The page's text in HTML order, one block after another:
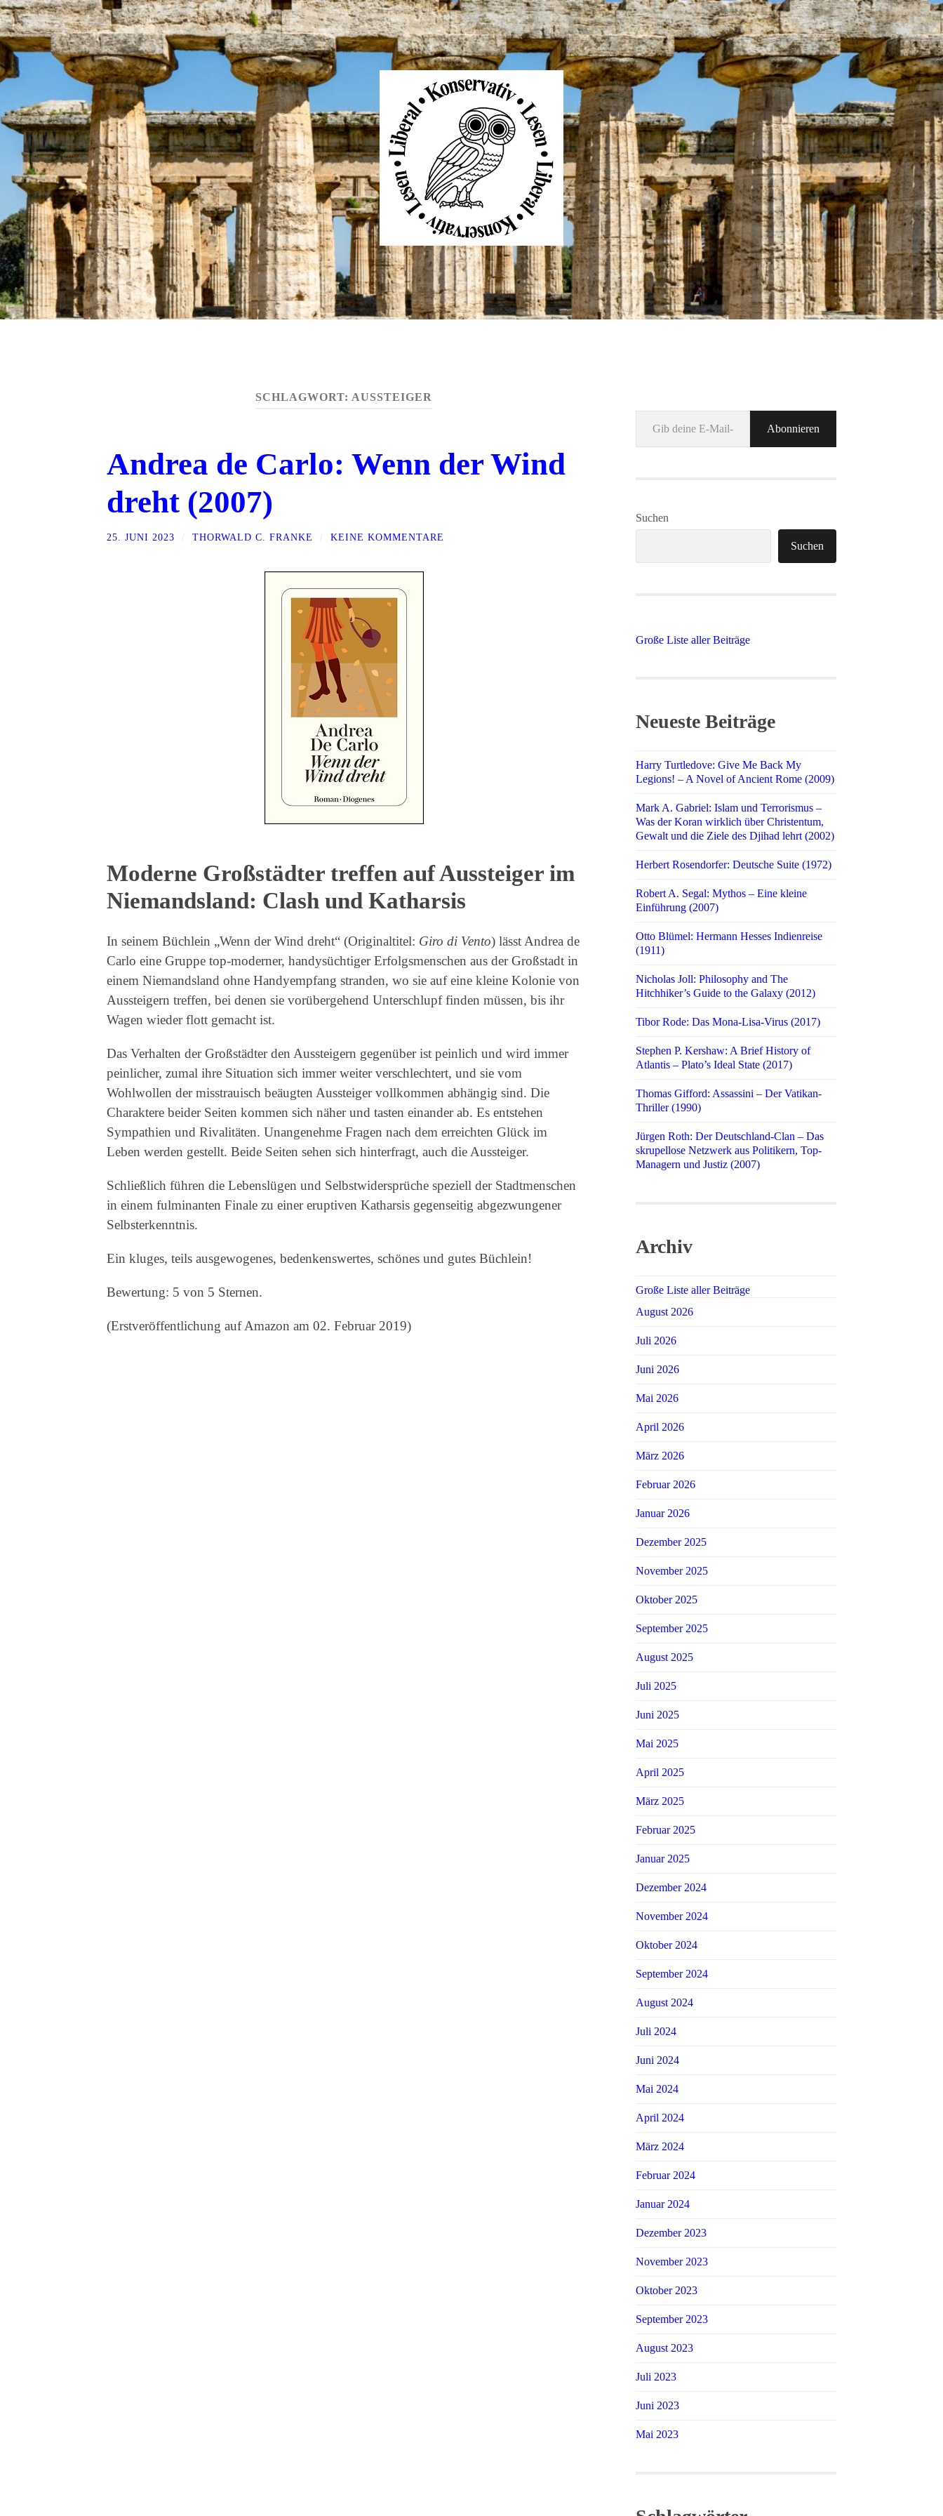
Liberal
Konservativ
Lesen
SCHLAGWORT: AUSSTEIGER
Andrea de Carlo: Wenn der Wind
dreht (2007)
25. JUNI 2023 THORWALD C. FRANKE KEINE KOMMENTARE
Moderne Großstädter treffen auf Aussteiger im
Niemandsland: Clash und Katharsis
In seinem Büchlein „Wenn der Wind dreht“ (Originaltitel: Giro di Vento) lässt Andrea de
Carlo eine Gruppe top-moderner, handysüchtiger Erfolgsmenschen aus der Großstadt in
einem Niemandsland ohne Handyempfang stranden, wo sie auf eine kleine Kolonie von
Aussteigern treffen, bei denen sie vorübergehend Unterschlupf finden müssen, bis ihr
Wagen wieder flott gemacht ist.
Das Verhalten der Großstädter den Aussteigern gegenüber ist peinlich und wird immer
peinlicher, zumal ihre Situation sich immer weiter verschlechtert, und sie vom
Wohlwollen der misstrauisch beäugten Aussteiger vollkommen abhängig sind. Die
Charaktere beider Seiten kommen sich näher und tasten einander ab. Es entstehen
Sympathien und Rivalitäten. Unangenehme Fragen nach dem erreichten Glück im
Leben werden gestellt. Beide Seiten sehen sich hinterfragt, auch die Aussteiger.
Schließlich führen die Lebenslügen und Selbstwidersprüche speziell der Stadtmenschen
in einem fulminanten Finale zu einer eruptiven Katharsis gegenseitig abgezwungener
Selbsterkenntnis.
Ein kluges, teils ausgewogenes, bedenkenswertes, schönes und gutes Büchlein!
Bewertung: 5 von 5 Sternen.
(Erstveröffentlichung auf Amazon am 02. Februar 2019)
Gib deine E-Mail-Adresse ein ...
Abonnieren
Suchen
Suchen
Große Liste aller Beiträge
Neueste Beiträge
Harry Turtledove: Give Me Back My
Legions! – A Novel of Ancient Rome (2009)
Mark A. Gabriel: Islam und Terrorismus –
Was der Koran wirklich über Christentum,
Gewalt und die Ziele des Djihad lehrt (2002)
Herbert Rosendorfer: Deutsche Suite (1972)
Robert A. Segal: Mythos – Eine kleine
Einführung (2007)
Otto Blümel: Hermann Hesses Indienreise
(1911)
Nicholas Joll: Philosophy and The
Hitchhiker’s Guide to the Galaxy (2012)
Tibor Rode: Das Mona-Lisa-Virus (2017)
Stephen P. Kershaw: A Brief History of
Atlantis – Plato’s Ideal State (2017)
Thomas Gifford: Assassini – Der Vatikan-
Thriller (1990)
Jürgen Roth: Der Deutschland-Clan – Das
skrupellose Netzwerk aus Politikern, Top-
Managern und Justiz (2007)
Archiv
Große Liste aller Beiträge
August 2026
Juli 2026
Juni 2026
Mai 2026
April 2026
März 2026
Februar 2026
Januar 2026
Dezember 2025
November 2025
Oktober 2025
September 2025
August 2025
Juli 2025
Juni 2025
Mai 2025
April 2025
März 2025
Februar 2025
Januar 2025
Dezember 2024
November 2024
Oktober 2024
September 2024
August 2024
Juli 2024
Juni 2024
Mai 2024
April 2024
März 2024
Februar 2024
Januar 2024
Dezember 2023
November 2023
Oktober 2023
September 2023
August 2023
Juli 2023
Juni 2023
Mai 2023